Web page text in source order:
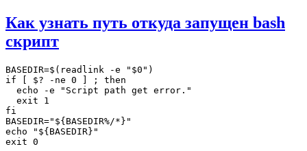
Как узнать путь откуда запущен bash
скрипт
BASEDIR=$(readlink -e "$0")
if [ $? -ne 0 ] ; then
  echo -e "Script path get error."
  exit 1
fi
BASEDIR="${BASEDIR%/*}"
echo "${BASEDIR}"
exit 0